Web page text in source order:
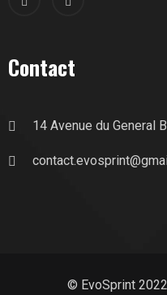
Contact
14 Avenue du General
© EvoSprint